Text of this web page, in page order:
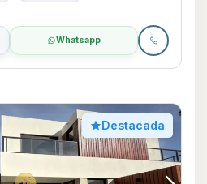
Whatsapp
Destacada